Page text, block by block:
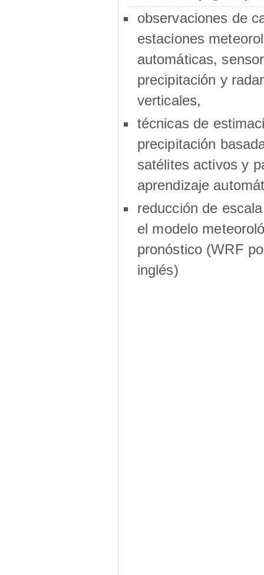
observaciones de
estaciones
automáticas,
precipitación y
verticales,
técnicas de
precipitación
satélites activos y
aprendizaje
reducción de
el modelo
pronóstico (WRF
inglés)